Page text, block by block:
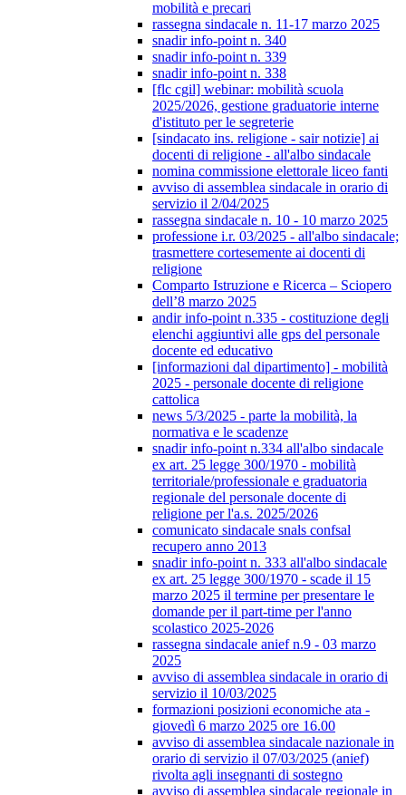
mobilità e precari
rassegna sindacale n. 11-17 marzo 2025
snadir info-point n. 340
snadir info-point n. 339
snadir info-point n. 338
[flc cgil] webinar: mobilità scuola
2025/2026, gestione graduatorie interne
d'istituto per le segreterie
[sindacato ins. religione - sair notizie] ai
docenti di religione - all'albo sindacale
nomina commissione elettorale liceo fanti
avviso di assemblea sindacale in orario di
servizio il 2/04/2025
rassegna sindacale n. 10 - 10 marzo 2025
professione i.r. 03/2025 - all'albo sindacale;
trasmettere cortesemente ai docenti di
religione
Comparto Istruzione e Ricerca – Sciopero
dell’8 marzo 2025
andir info-point n.335 - costituzione degli
elenchi aggiuntivi alle gps del personale
docente ed educativo
[informazioni dal dipartimento] - mobilità
2025 - personale docente di religione
cattolica
news 5/3/2025 - parte la mobilità, la
normativa e le scadenze
snadir info-point n.334 all'albo sindacale
ex art. 25 legge 300/1970 - mobilità
territoriale/professionale e graduatoria
regionale del personale docente di
religione per l'a.s. 2025/2026
comunicato sindacale snals confsal
recupero anno 2013
snadir info-point n. 333 all'albo sindacale
ex art. 25 legge 300/1970 - scade il 15
marzo 2025 il termine per presentare le
domande per il part-time per l'anno
scolastico 2025-2026
rassegna sindacale anief n.9 - 03 marzo
2025
avviso di assemblea sindacale in orario di
servizio il 10/03/2025
formazioni posizioni economiche ata -
giovedì 6 marzo 2025 ore 16.00
avviso di assemblea sindacale nazionale in
orario di servizio il 07/03/2025 (anief)
rivolta agli insegnanti di sostegno
avviso di assemblea sindacale regionale in